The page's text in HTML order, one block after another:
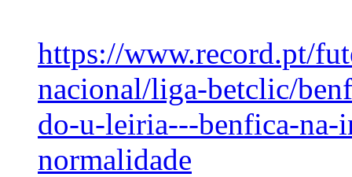
https://www.record.pt/
nacional/liga-betclic/
do-u-leiria---benfica-na-
normalidade